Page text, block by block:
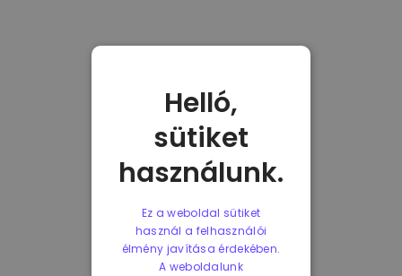
Helló,
sütiket
használunk.
Ez a weboldal sütiket
használ a felhasználói
élmény javítása érdekében.
A weboldalunk